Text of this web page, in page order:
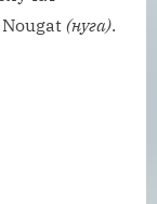
(нуга).